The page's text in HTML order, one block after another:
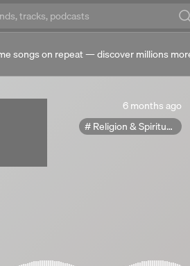
songs on repeat — discover millions
6
months
ago
6 months ago
Religion & Spirituality